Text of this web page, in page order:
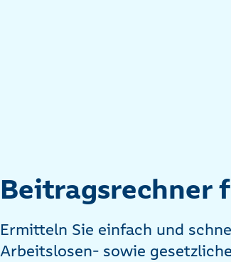
Beitragsrechner
Ermitteln Sie einfach und
Arbeitslosen- sowie